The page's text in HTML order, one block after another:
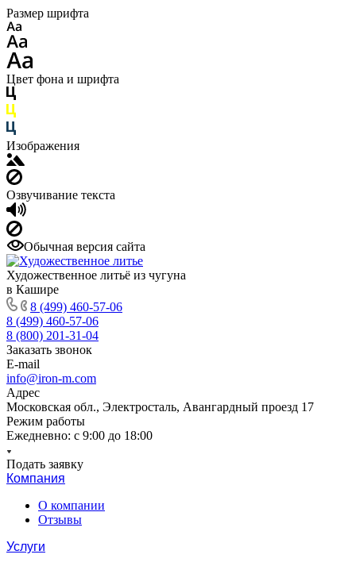
Размер шрифта
Цвет фона и шрифта
Изображения
Озвучивание текста
Обычная версия сайта
Художественное литьё из чугуна
в Кашире
8 (499) 460-57-06
8 (499) 460-57-06
8 (800) 201-31-04
Заказать звонок
E-mail
info@iron-m.com
Адрес
Московская обл., Электросталь, Авангардный проезд 17
Режим работы
Ежедневно: с 9:00 до 18:00
Подать заявку
Компания
О компании
Отзывы
Услуги